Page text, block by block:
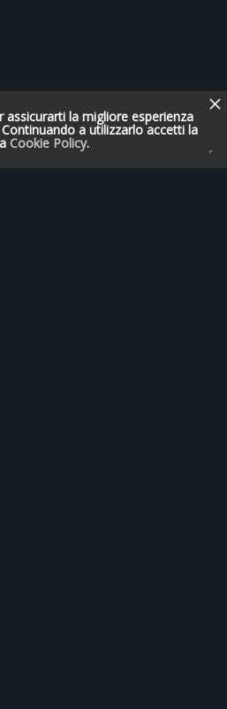
assicurarti la migliore esperienza
a utilizzarlo accetti la
Cookie Policy.